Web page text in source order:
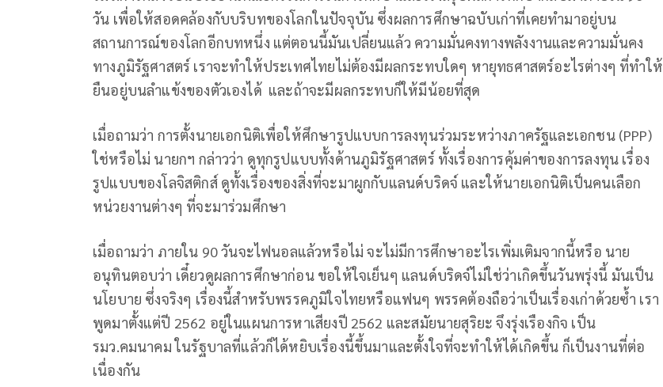
วัน เพื่อให้สอดคล้องกับบริบทของโลกในปัจจุบัน ซึ่งผลการศึกษาฉบับเก่าที่เคยทํามาอยู่บน
สถานการณ์ของโลกอีกบทหนึ่ง แต่ตอนนี้มันเปลี่ยนแล้ว ความมั่นคงทางพลังงานและความมั่นคง
ทางภูมิรัฐศาสตร์ เราจะทําให้ประเทศไทยไม่ต้องมีผลกระทบใดๆ หายุทธศาสตร์อะไรต่างๆ ที่ทําให้
ยืนอยู่บนลําแข้งของตัวเองได้ และถ้าจะมีผลกระทบก็ให้มีน้อยที่สุด
เมื่อถามว่า การตั้งนายเอกนิติเพื่อให้ศึกษารูปแบบการลงทุนร่วมระหว่างภาครัฐและเอกชน (PPP)
ใช่หรือไม่ นายกฯ กล่าวว่า ดูทุกรูปแบบทั้งด้านภูมิรัฐศาสตร์ ทั้งเรื่องการคุ้มค่าของการลงทุน เรื่อง
รูปแบบของโลจิสติกส์ ดูทั้งเรื่องของสิ่งที่จะมาผูกกับแลนด์บริดจ์ และให้นายเอกนิติเป็นคนเลือก
หน่วยงานต่างๆ ที่จะมาร่วมศึกษา
เมื่อถามว่า ภายใน 90 วันจะไฟนอลแล้วหรือไม่ จะไม่มีการศึกษาอะไรเพิ่มเติมจากนี้หรือ นาย
อนุทินตอบว่า เดี๋ยวดูผลการศึกษาก่อน ขอให้ใจเย็นๆ แลนด์บริดจ์ไม่ใช่ว่าเกิดขึ้นวันพรุ่งนี้ มันเป็น
นโยบาย ซึ่งจริงๆ เรื่องนี้สําหรับพรรคภูมิใจไทยหรือแฟนๆ พรรคต้องถือว่าเป็นเรื่องเก่าด้วยซ้ำ เรา
พูดมาตั้งแต่ปี 2562 อยู่ในแผนการหาเสียงปี 2562 และสมัยนายสุริยะ จึงรุ่งเรืองกิจ เป็น
รมว.คมนาคม ในรัฐบาลที่แล้วก็ได้หยิบเรื่องนี้ขึ้นมาและตั้งใจที่จะทําให้ได้เกิดขึ้น ก็เป็นงานที่ต่อ
เนื่องกัน